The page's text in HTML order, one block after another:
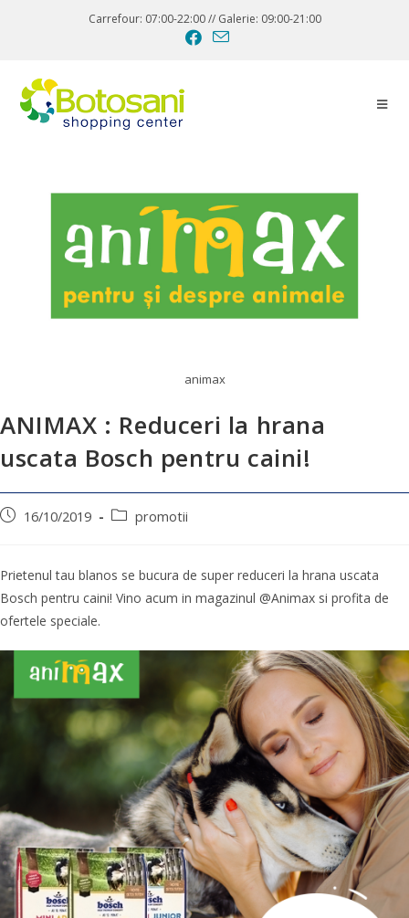
Carrefour: 07:00-22:00 // Galerie: 09:00-21:00
animax
ANIMAX : Reduceri la hrana
uscata Bosch pentru caini!
16/10/2019 promotii
Prietenul tau blanos se bucura de super reduceri la hrana uscata
Bosch pentru caini! Vino acum in magazinul @Animax si profita de
ofertele speciale.